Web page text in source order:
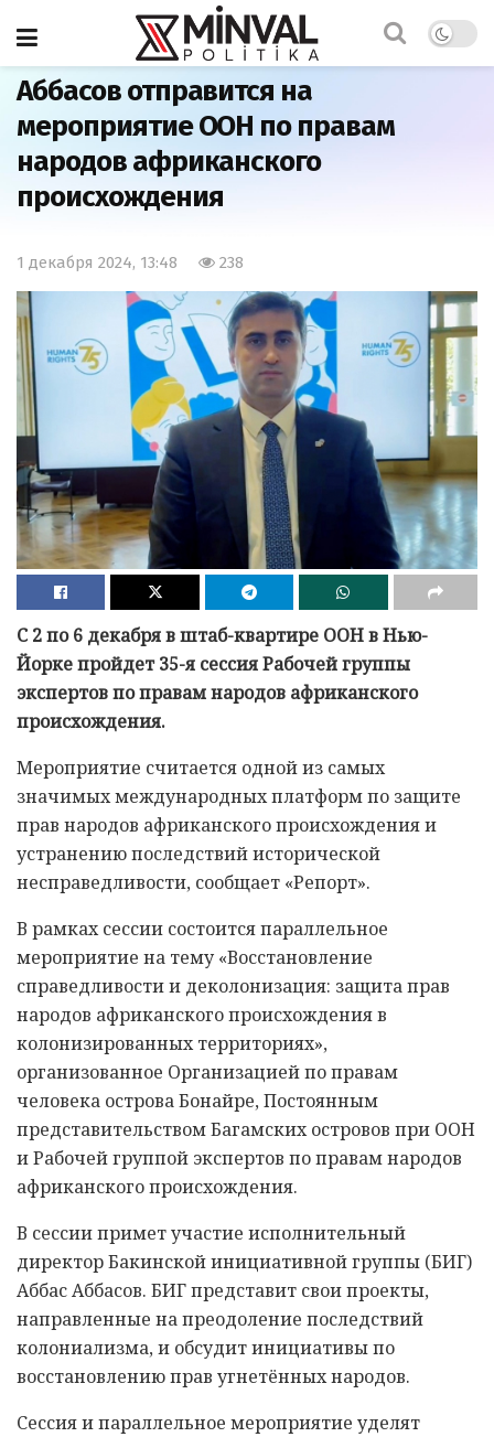
Главная Политика
Аббасов отправится на
мероприятие ООН по правам
народов африканского
происхождения
1 декабря 2024, 13:48 238
С 2 по 6 декабря в штаб-квартире ООН в Нью-
Йорке пройдет 35-я сессия Рабочей группы
экспертов по правам народов африканского
происхождения.
Мероприятие считается одной из самых
значимых международных платформ по защите
прав народов африканского происхождения и
устранению последствий исторической
несправедливости, сообщает «Репорт».
В рамках сессии состоится параллельное
мероприятие на тему «Восстановление
справедливости и деколонизация: защита прав
народов африканского происхождения в
колонизированных территориях»,
организованное Организацией по правам
человека острова Бонайре, Постоянным
представительством Багамских островов при ООН
и Рабочей группой экспертов по правам народов
африканского происхождения.
В сессии примет участие исполнительный
директор Бакинской инициативной группы (БИГ)
Аббас Аббасов. БИГ представит свои проекты,
направленные на преодоление последствий
колониализма, и обсудит инициативы по
восстановлению прав угнетённых народов.
Сессия и параллельное мероприятие уделят